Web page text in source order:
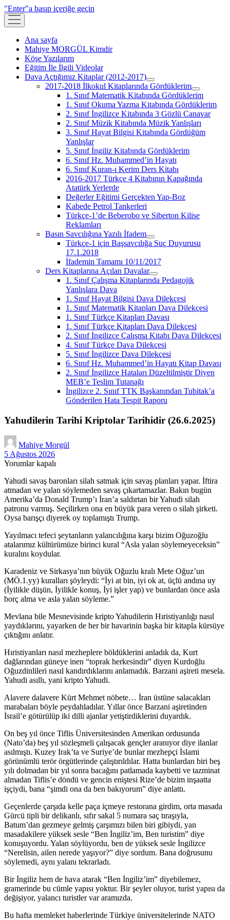
"Enter"a basıp içeriğe geçin
menüyü
aç
Ana sayfa
Mahiye MORGÜL Kimdir
Köşe Yazılarım
Eğitim İle İlgili Videolar
Dava Açtığımız Kitaplar (2012-2017)
menüyü
aç
2017-2018 İlkokul Kitaplarında Gördüklerim
menüyü
aç
1. Sınıf Matematik Kitabında Gördüklerim
1. Sınıf Okuma Yazma Kitabında Gördüklerim
2. Sınıf İngilizce Kitabında 3 Gözlü Canavar
2. Sınıf Müzik Kitabında Müzik Yanlışları
3. Sınıf Hayat Bilgisi Kitabında Gördüğüm
Yanlışlar
5. Sınıf İngiliz Kitabında Gördüklerim
6. Sınıf Hz. Muhammed’in Hayatı
6. Sınıf Kuran-ı Kerim Ders Kitabı
2016-2017 Türkçe 4 Kitabının Kapağında
Atatürk Yerlerde
Değerler Eğitimi Gerçekten Yap-Boz
Kabede Petrol Tankerleri
Türkçe-1’de Beberobo ve Siberton Kilise
Reklamları
Basın Savcılığına Yazılı İfadem
menüyü
aç
Türkçe-1 için Başsavcılığa Suç Duyurusu
17.1.2018
İfademin Tamamı 10/11/2017
Ders Kitaplarına Açılan Davalar
menüyü
aç
1. Sınıf Çalışma Kitaplarında Pedagojik
Yanlışlara Dava
1. Sınıf Hayat Bilgisi Dava Dilekçesi
1. Sınıf Matematik Kitapları Dava Dilekçesi
1. Sınıf Türkçe Kitapları Davası
1. Sınıf Türkçe Kitapları Dava Dilekçesi
2. Sınıf İngilizce Çalışma Kitabı Dava Dilekçesi
4. Sınıf Türkçe Dava Dilekçesi
5. Sınıf İngilizce Dava Dilekçesi
6. Sınıf Hz. Muhammed’in Hayatı Kitap Davası
2. Sınıf İngilizce Hataları Düzeltilmiştir Diyen
MEB’e Teslim Tutanağı
İngilizce 2. Sınıf TTK Başkanından Tubitak’a
Gönderilen Hata Tespit Raporu
Yahudilerin Tarihi Kriptolar Tarihidir (26.6.2025)
Mahiye Morgül
5 Ağustos 2026
Yorumlar kapalı
Yahudi savaş baronları silah satmak için savaş planları yapar. İftira
atmadan ve yalan söylemeden savaş çıkartamazlar. Bakın bugün
Amerika’da Donald Trump’ı İran’a saldırtan bir Yahudi silah
patronu varmış. Seçilirken ona en büyük para veren o silah şirketi.
Oysa barışçı diyerek oy toplamıştı Trump.
Yayılmacı tefeci şeytanların yalancılığına karşı bizim Oğuzoğlu
atalarımız kültürümüze birinci kural “Asla yalan söylemeyeceksin”
kuralını koydular.
Karadeniz ve Sirkasya’nın büyük Oğuzlu kralı Mete Oğuz’un
(MÖ.1.yy) kuralları şöyleydi: “İyi at bin, iyi ok at, üçlü andına uy
(İyilikle düşün, İyilikle konuş, İyi işler yap) ve bunlardan önce asla
borç alma ve asla yalan söyleme.”
Mevlana bile Mesnevisinde kripto Yahudilerin Hıristiyanlığı nasıl
yaydıklarını, yayarken de her bir havarinin başka bir kitapla kürsüye
çıktığını anlatır.
Hıristiyanları nasıl mezheplere böldüklerini anladık da, Kurt
dağlarından güneye inen “toprak herkesindir” diyen Kurdoğlu
Oğuzdinlileri nasıl kandırdıklarını anlamadık. Barzani aşireti mesela.
Yahudi asıllı, yani kripto Yahudi.
Alavere dalavere Kürt Mehmet nöbete… İran üstüne salacakları
marabaları böyle peydahladılar. Yıllar önce Barzani aşiretinden
İsrail’e götürülüp iki dilli ajanlar yetiştirdiklerini duyardık.
On beş yıl önce Tiflis Üniversitesinden Amerikan ordusunda
(Nato’da) beş yıl sözleşmeli çalışacak gençler aranıyor diye ilanlar
asılmıştı. Kuzey Irak’ta ve Suriye’de bunlar mezhepçi İslami
görünümlü terör örgütlerinde çalıştırıldılar. Hatta bunlardan biri beş
yılı dolmadan bir yıl sonra bacağını patlamada kaybetti ve tazminat
almadan Tiflis’e döndü ve gencin eniştesi Rize’de bizim inşaatta
işçiydi, bana “şimdi ona da ben bakıyorum” diye anlattı.
Geçenlerde çarşıda kelle paça içmeye restorana girdim, orta masada
Gürcü tipli bir delikanlı, sıfır sakal 5 numara saç tıraşıyla,
Batum’dan gezmeye gelmiş çarşımızı bilen biri gibiydi, yan
masadakilere yüksek sesle “Ben İngiliz’im, Ben turistim” diye
konuşuyordu. Yalan söylüyordu, ben de yüksek sesle İngilizce
“Nerelisin, ailen nerede yaşıyor?” diye sordum. Bana doğrusunu
söylemedi, aynı yalanı tekrarladı.
Bir İngiliz hem de hava atarak “Ben İngiliz’im” diyebilemez,
gramerinde bu cümle yapısı yoktur. Bir şeyler oluyor, turist yapısı da
değişiyor, yalancı turistler var aramızda.
Bu hafta memleket haberlerinde Türkiye üniversitelerinde NATO